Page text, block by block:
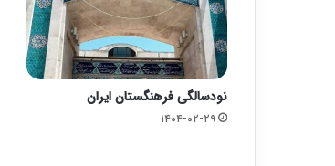
نودسالگی فرهنگستان ایران
۱۴۰۴-۰۲-۲۹